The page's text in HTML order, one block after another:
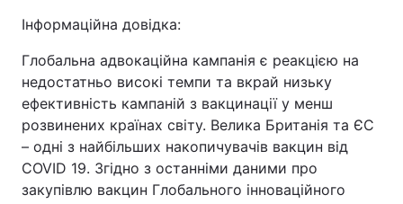
Інформаційна довідка:
Глобальна адвокаційна кампанія є реакцією на
недостатньо високі темпи та вкрай низьку
ефективність кампаній з вакцинації у менш
розвинених країнах світу. Велика Британія та ЄС
– одні з найбільших накопичувачів вакцин від
COVID 19. Згідно з останніми даними про
закупівлю вакцин Глобального інноваційного